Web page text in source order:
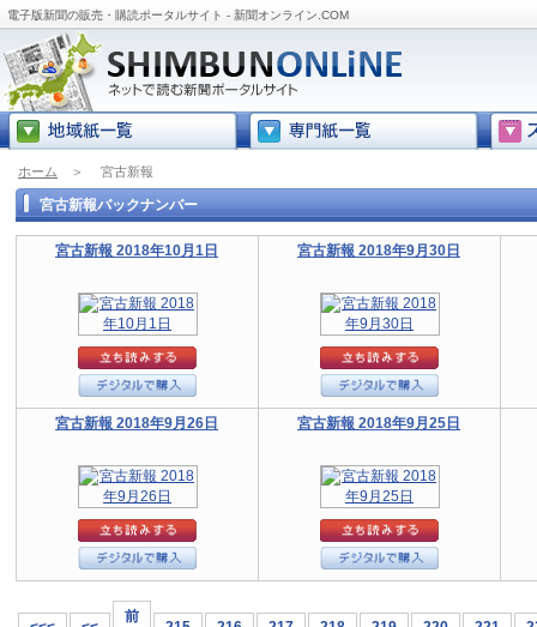
電子版新聞の販売・購読ポータルサイト - 新聞オンライン.COM
ホーム ＞ 宮古新報
宮古新報バックナンバー
宮古新報 2018年10月1日 宮古新報 2018年9月30日
宮古新報 2018年9月26日 宮古新報 2018年9月25日
前